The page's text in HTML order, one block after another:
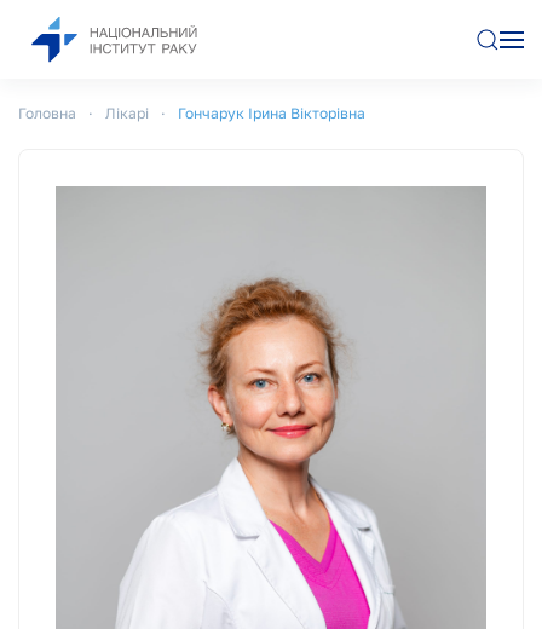
Головна Лікарі Гончарук Ірина Вікторівна